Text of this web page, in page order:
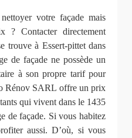
votre façade mais
? Contacter directement
trouve à Essert-pittet dans
de façade ne possède un
à son propre tarif pour
Rénov SARL offre un prix
qui vivent dans le 1435
de façade. Si vous habitez
aussi. D’où, si vous